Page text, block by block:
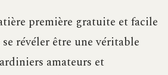
première gratuite et facile
révéler être une véritable
amateurs et